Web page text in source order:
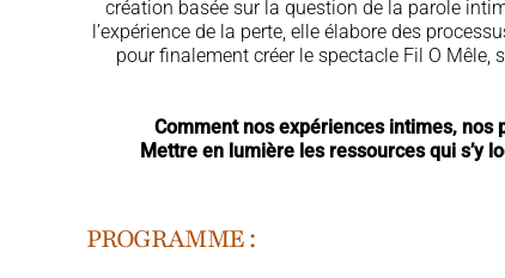
création basée sur la question de la parole
l’expérience de la perte, elle élabore des
pour finalement créer le spectacle Fil O
Comment nos expériences intimes, nos
Mettre en lumière les ressources qui s’y
PROGRAMME :